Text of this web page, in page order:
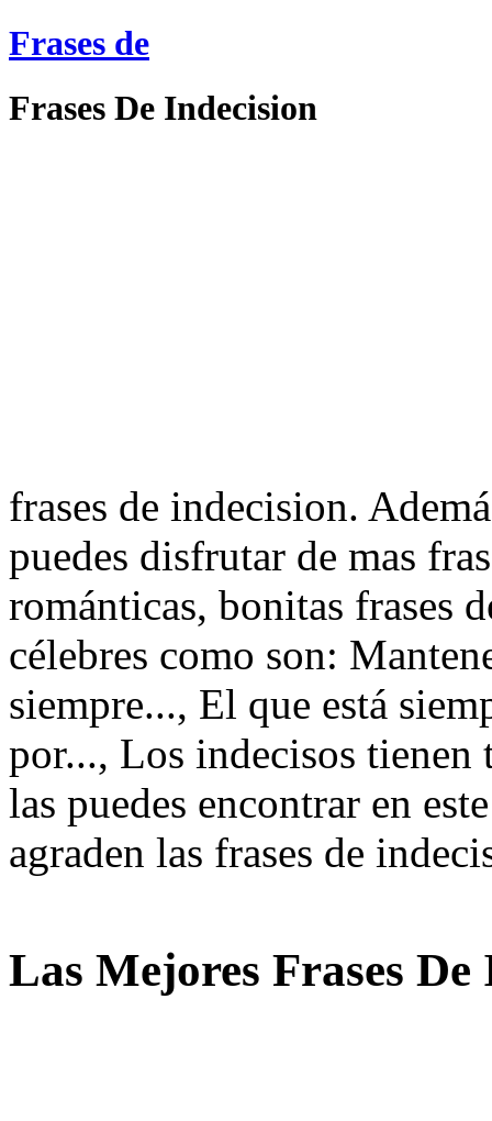
Frases de
Frases De Indecision
frases de indecision.
puedes disfrutar de mas
románticas, bonitas frases
célebres como son:
siempre..., El que está
por..., Los indecisos tienen
las puedes encontrar en
agraden las frases de
Las Mejores Frases De